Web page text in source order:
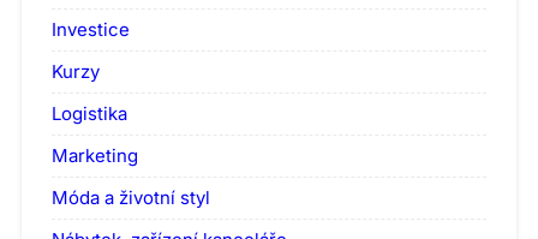
Investice
Kurzy
Logistika
Marketing
Móda a životní styl